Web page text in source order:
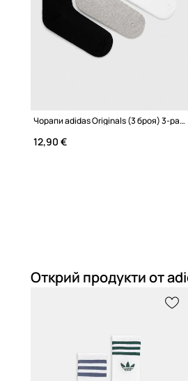
Чорапи adidas Originals (3 броя) 3-pack
12,90 €
Открий продукти от